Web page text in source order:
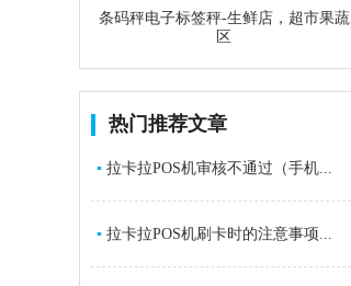
条码秤电子标签秤-生鲜店，超市果蔬
区
热门推荐文章
▪ 拉卡拉POS机审核不通过（手机...
▪ 拉卡拉POS机刷卡时的注意事项...